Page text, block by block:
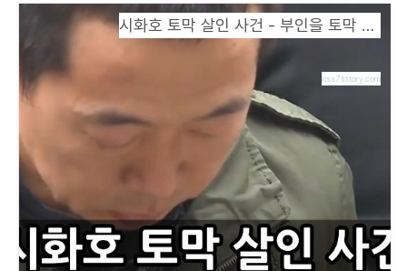
시화호 토막 살인 사건 - 부인을 토막 살해한 김하일 살인 사건
kiss7.tistory.com